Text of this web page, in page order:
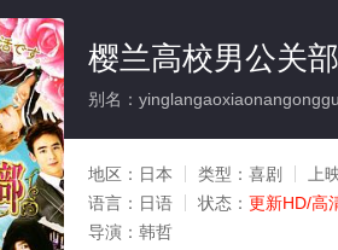
樱兰高校男公关部
别名：
地区： 日本 类型： 喜剧 上
语言： 日语 状态： 更新HD/高
导演： 韩哲